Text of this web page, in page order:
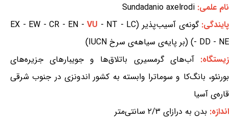
نام علمی: Sundadanio axelrodi
پایندگی:گونه‌ی آسیب‌پذیر (EX - EW - CR - EN - VU - NT - LC
- DD - NE) (بر پایه‌ی سیاهه‌ی سرخ IUCN)
زیستگاه:آب‌های گرمسیری باتلاق‌ها و جویبارهای جزیره‌های
بورنئو، بانگ‌کا و سوماترا وابسته به کشور اندونزی در جنوب شرقی
قاره‌ی آسیا
اندازه: بدن به درازای ۲/۳ سانتی‌متر